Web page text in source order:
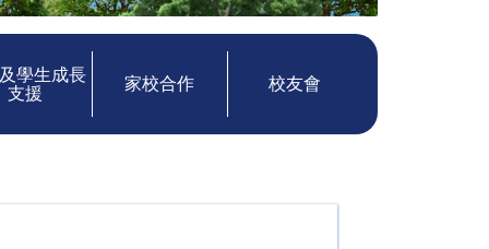
學生成長
支援
家校合作 校友會